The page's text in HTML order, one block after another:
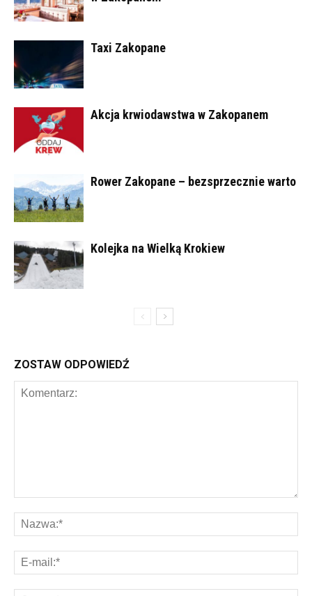
Taxi Zakopane
Akcja krwiodawstwa w Zakopanem
Rower Zakopane – bezsprzecznie warto
Kolejka na Wielką Krokiew
ZOSTAW ODPOWIEDŹ